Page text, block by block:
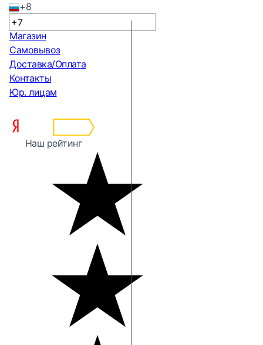
+8
Магазин
Самовывоз
Доставка/Оплата
Контакты
Юр. лицам
Наш рейтинг